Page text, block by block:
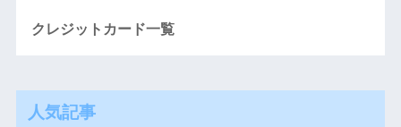
クレジットカード一覧
人気記事